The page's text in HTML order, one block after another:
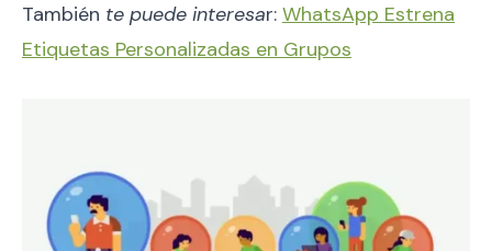
​También te puede interesar: WhatsApp Estrena
Etiquetas Personalizadas en Grupos